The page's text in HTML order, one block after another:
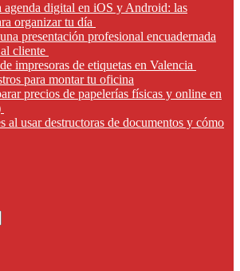
agenda digital en iOS y Android: las
organizar tu día
presentación profesional encuadernada
cliente
impresoras de etiquetas en Valencia
para montar tu oficina
precios de papelerías físicas y online en
al usar destructoras de documentos y cómo